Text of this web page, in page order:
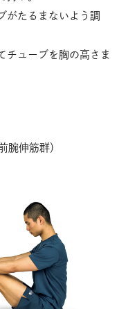
がたるまないよう調
チューブを胸の高さま
腕伸筋群）